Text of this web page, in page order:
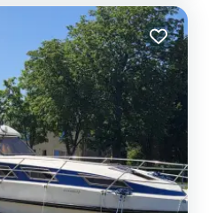
Meter Breite: 3,40 Meter